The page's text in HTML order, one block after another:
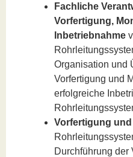
Fachliche
Vorfertigung,
Inbetriebnahme
Organisation und
Vorfertigung und
erfolgreiche
Vorfertigung
Durchführung der